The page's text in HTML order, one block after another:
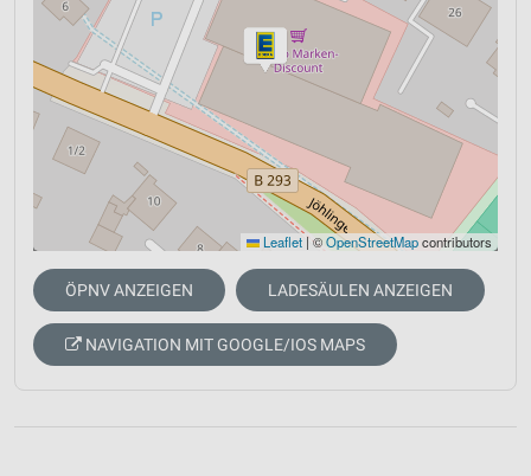
Leaflet | ©OpenStreetMapcontributors
ÖPNV ANZEIGEN LADESÄULEN ANZEIGEN
NAVIGATION MIT GOOGLE/IOS MAPS